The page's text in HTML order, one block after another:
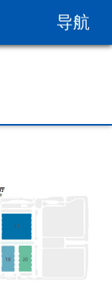
导航